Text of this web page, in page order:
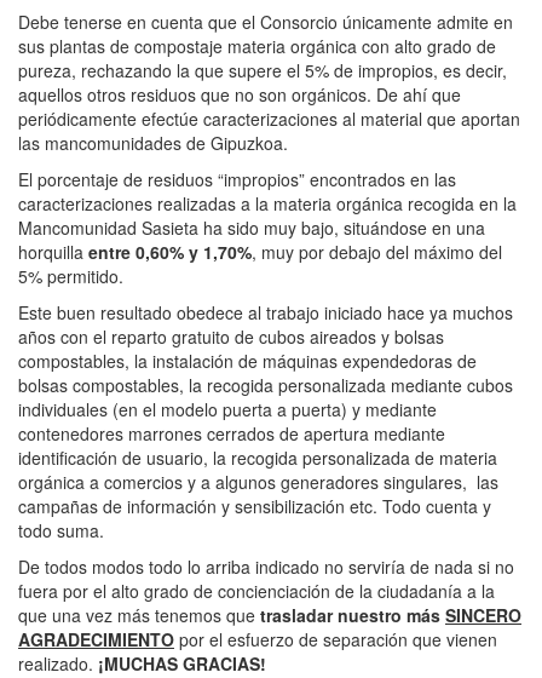
Debe tenerse en cuenta que el Consorcio únicamente admite en
sus plantas de compostaje materia orgánica con alto grado de
pureza, rechazando la que supere el 5% de impropios, es decir,
aquellos otros residuos que no son orgánicos. De ahí que
periódicamente efectúe caracterizaciones al material que aportan
las mancomunidades de Gipuzkoa.
El porcentaje de residuos “impropios” encontrados en las
caracterizaciones realizadas a la materia orgánica recogida en la
Mancomunidad Sasieta ha sido muy bajo, situándose en una
horquilla entre 0,60% y 1,70%, muy por debajo del máximo del
5% permitido.
Este buen resultado obedece al trabajo iniciado hace ya muchos
años con el reparto gratuito de cubos aireados y bolsas
compostables, la instalación de máquinas expendedoras de
bolsas compostables, la recogida personalizada mediante cubos
individuales (en el modelo puerta a puerta) y mediante
contenedores marrones cerrados de apertura mediante
identificación de usuario, la recogida personalizada de materia
orgánica a comercios y a algunos generadores singulares, las
campañas de información y sensibilización etc. Todo cuenta y
todo suma.
De todos modos todo lo arriba indicado no serviría de nada si no
fuera por el alto grado de concienciación de la ciudadanía a la
que una vez más tenemos que trasladar nuestro más SINCERO
AGRADECIMIENTO por el esfuerzo de separación que vienen
realizado. ¡MUCHAS GRACIAS!